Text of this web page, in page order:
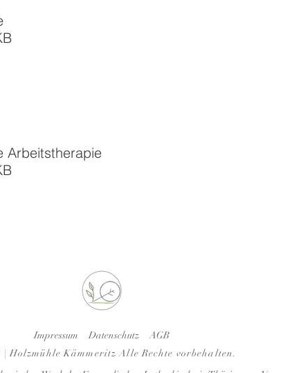
Arbeitstherapie
Impressum Datenschutz
AGB
| Holzmühle KämmeritzAlle Rechte vorbehalten.